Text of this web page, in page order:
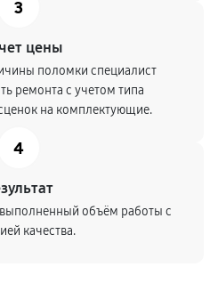
3
цены
поломки специалист
ремонта с учетом типа
на комплектующие.
4
объём работы с
качества.